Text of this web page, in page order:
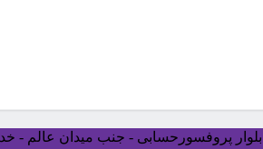
بلوار پروفسورحسابی - جنب میدان عالم -